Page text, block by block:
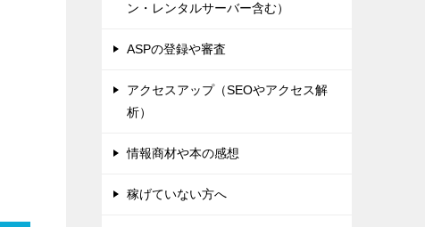
ン・レンタルサーバー含む）
ASPの登録や審査
アクセスアップ（SEOやアクセス解
析）
情報商材や本の感想
稼げていない方へ